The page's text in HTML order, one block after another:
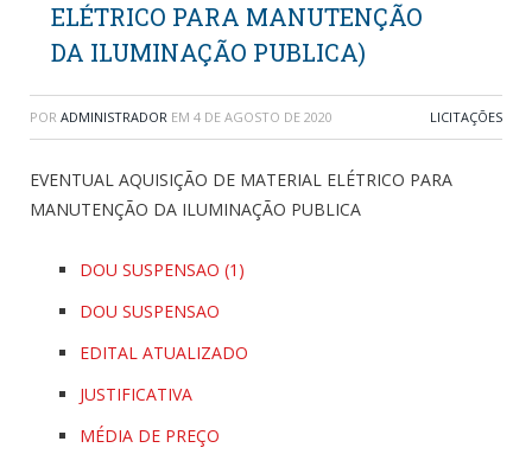
ELÉTRICO PARA MANUTENÇÃO
DA ILUMINAÇÃO PUBLICA)
POR ADMINISTRADOR EM 4 DE AGOSTO DE 2020 LICITAÇÕES
EVENTUAL AQUISIÇÃO DE MATERIAL ELÉTRICO PARA
MANUTENÇÃO DA ILUMINAÇÃO PUBLICA
DOU SUSPENSAO (1)
DOU SUSPENSAO
EDITAL ATUALIZADO
JUSTIFICATIVA
MÉDIA DE PREÇO